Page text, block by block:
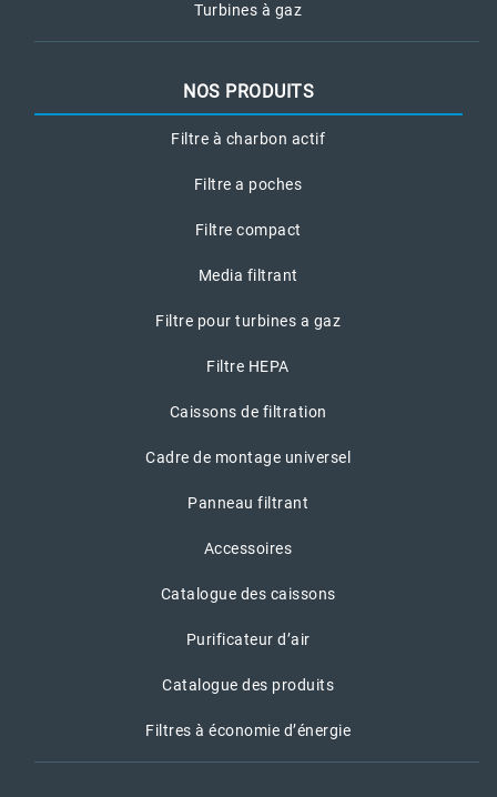
Turbines à gaz
NOS PRODUITS
Filtre à charbon actif
Filtre a poches
Filtre compact
Media filtrant
Filtre pour turbines a gaz
Filtre HEPA
Caissons de filtration
Cadre de montage universel
Panneau filtrant
Accessoires
Catalogue des caissons
Purificateur d’air
Catalogue des produits
Filtres à économie d’énergie